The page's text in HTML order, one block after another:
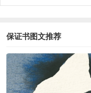
保证书图文推荐